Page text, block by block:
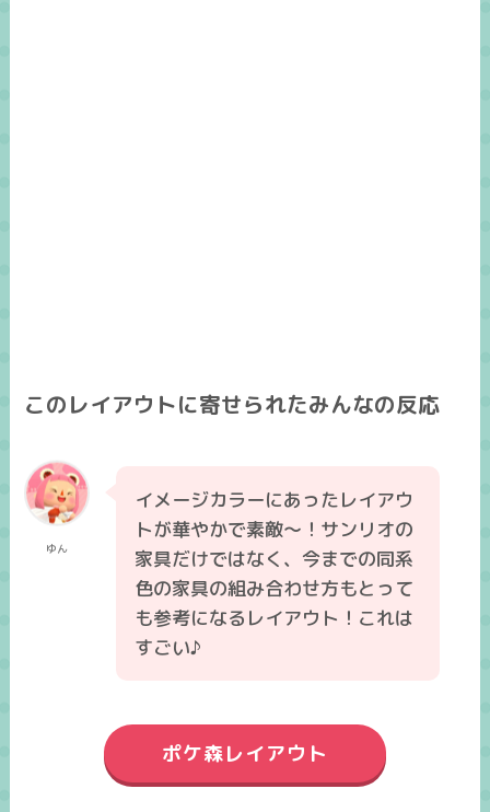
このレイアウトに寄せられたみんなの反応
ゆん
イメージカラーにあったレイアウ
トが華やかで素敵～！サンリオの
家具だけではなく、今までの同系
色の家具の組み合わせ方もとって
も参考になるレイアウト！これは
すごい♪
ポケ森レイアウト